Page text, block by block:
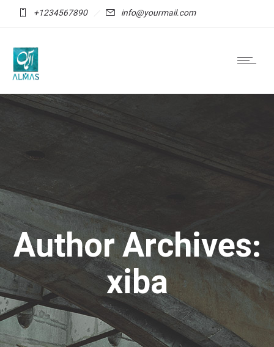
+1234567890 info@yourmail.com
Author Archives:
xiba